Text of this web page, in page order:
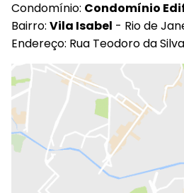
Condomínio: Condomínio
Bairro: Vila Isabel - Rio de
Endereço: Rua Teodoro da Silva